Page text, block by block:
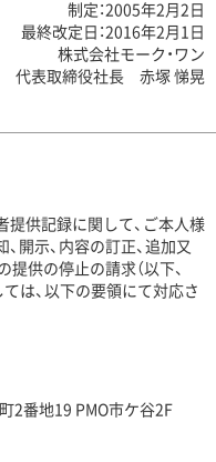
制定：2005年2月2日
最終改定日：2016年2月1日
株式会社モーク・ワン
代表取締役社長 赤塚 悌晃
提供記録に関して、ご本人様
開示、内容の訂正、追加又
供の停止の請求（以下、
ては、以下の要領にて対応さ
2番地19 PMO市ケ谷2F